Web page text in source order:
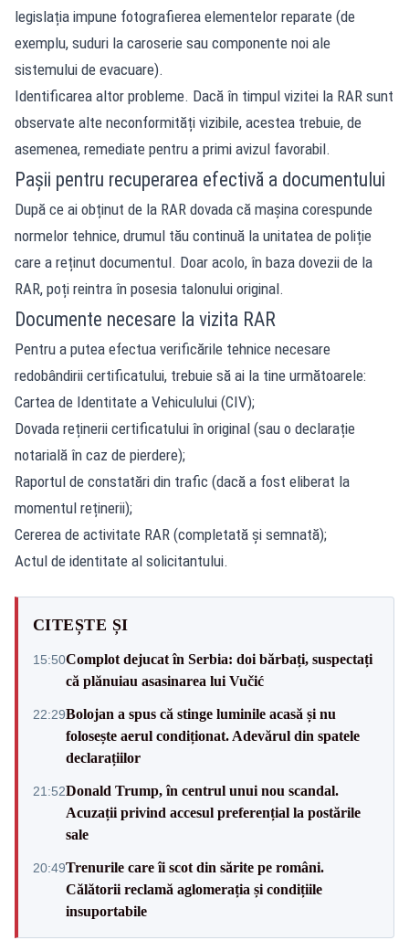
legislația impune fotografierea elementelor reparate (de
exemplu, suduri la caroserie sau componente noi ale
sistemului de evacuare).
Identificarea altor probleme. Dacă în timpul vizitei la RAR sunt
observate alte neconformități vizibile, acestea trebuie, de
asemenea, remediate pentru a primi avizul favorabil.
Pașii pentru recuperarea efectivă a documentului
După ce ai obținut de la RAR dovada că mașina corespunde
normelor tehnice, drumul tău continuă la unitatea de poliție
care a reținut documentul. Doar acolo, în baza dovezii de la
RAR, poți reintra în posesia talonului original.
Documente necesare la vizita RAR
Pentru a putea efectua verificările tehnice necesare
redobândirii certificatului, trebuie să ai la tine următoarele:
Cartea de Identitate a Vehiculului (CIV);
Dovada reținerii certificatului în original (sau o declarație
notarială în caz de pierdere);
Raportul de constatări din trafic (dacă a fost eliberat la
momentul reținerii);
Cererea de activitate RAR (completată și semnată);
Actul de identitate al solicitantului.
CITEȘTE ȘI
15:50Complot dejucat în Serbia: doi bărbați, suspectați
că plănuiau asasinarea lui Vučić
22:29Bolojan a spus că stinge luminile acasă și nu
folosește aerul condiționat. Adevărul din spatele
declarațiilor
21:52Donald Trump, în centrul unui nou scandal.
Acuzații privind accesul preferențial la postările
sale
20:49Trenurile care îi scot din sărite pe români.
Călătorii reclamă aglomerația și condițiile
insuportabile